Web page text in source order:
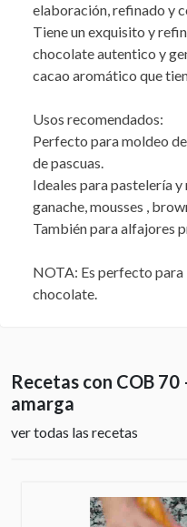
elaboración, refinado y
Tiene un exquisito y
chocolate autentico y
cacao aromático que
Usos recomendados:
Perfecto para moldeo
de pascuas.
Ideales para pastelería
ganache, mousses ,
También para alfajores
NOTA: Es perfecto
chocolate.
Recetas con COB
amarga
ver todas las recetas